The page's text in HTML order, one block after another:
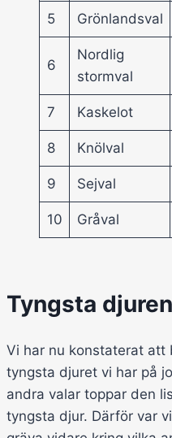
5 Grönlandsval
6
Nordlig
stormval
7 Kaskelot
8 Knölval
9 Sejval
10 Gråval
Tyngsta
Vi har nu konstaterat att
tyngsta djuret vi har på
andra valar toppar den
tyngsta djur. Därför var